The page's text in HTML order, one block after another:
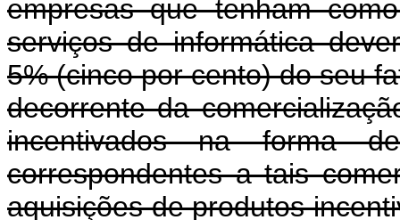
empresas que tenham
serviços de informática
5% (cinco por cento) do seu
decorrente da
incentivados na forma
correspondentes a tais
aquisições de produtos